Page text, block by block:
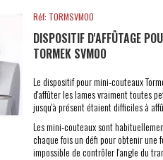
Réf: TORMSVM00
DISPOSITIF D'AFFÛTAGE
TORMEK SVM00
Le dispositif pour mini-couteaux
d'affûter les lames vraiment toutes
jusqu'à présent étaient difficiles à
Les mini-couteaux sont
chaque fois un défi pour obtenir une
impossible de contrôler l'angle du